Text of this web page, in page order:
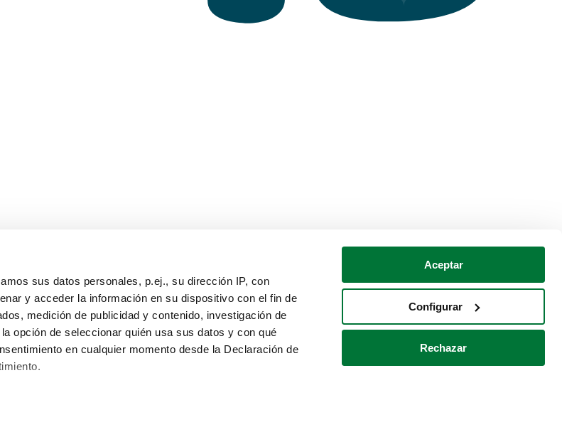
sus datos personales, p.ej., su dirección IP, con
y acceder la información en su dispositivo con el fin de
medición de publicidad y contenido, investigación de
opción de seleccionar quién usa sus datos y con qué
en cualquier momento desde la Declaración de
Aceptar
Configurar
Rechazar